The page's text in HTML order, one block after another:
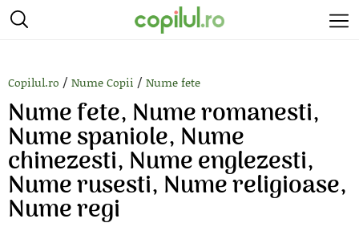
Copilul.ro / Nume Copii / Nume fete
Nume fete, Nume romanesti,
Nume spaniole, Nume
chinezesti, Nume englezesti,
Nume rusesti, Nume religioase,
Nume regi